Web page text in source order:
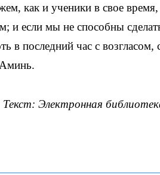
как и ученики в свое
и если мы не способны
в последний час с
Текст: Электронная